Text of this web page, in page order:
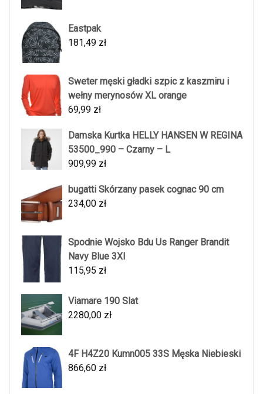
Eastpak
181,49 zł
Sweter męski gładki szpic z kaszmiru i
wełny merynosów XL orange
69,99 zł
Damska Kurtka HELLY HANSEN W REGINA
53500_990 – Czarny – L
909,99 zł
bugatti Skórzany pasek cognac 90 cm
234,00 zł
Spodnie Wojsko Bdu Us Ranger Brandit
Navy Blue 3Xl
115,95 zł
Viamare 190 Slat
2280,00 zł
4F H4Z20 Kumn005 33S Męska Niebieski
866,60 zł